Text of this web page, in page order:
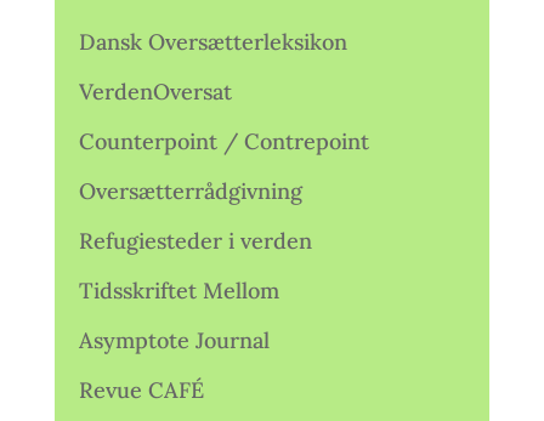
Dansk Oversætterleksikon
VerdenOversat
Counterpoint / Contrepoint
Oversætterrådgivning
Refugiesteder i verden
Tidsskriftet Mellom
Asymptote Journal
Revue CAFÉ